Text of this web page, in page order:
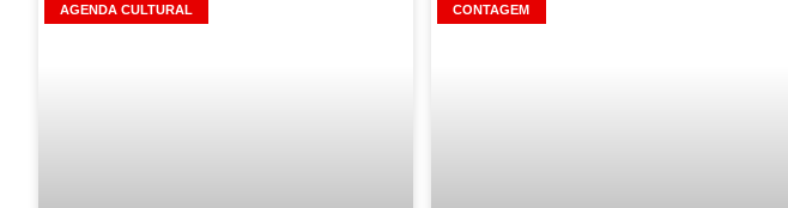
AGENDA CULTURAL CONTAGEM